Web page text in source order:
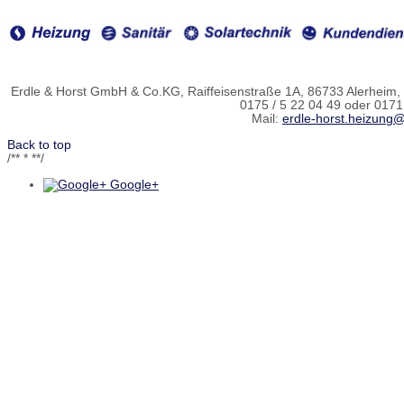
Erdle & Horst GmbH & Co.KG, Raiffeisenstraße 1A, 86733
0175 / 5 22 04 49 oder
Mail: erdle-
Back to top
/** * **/
Google+